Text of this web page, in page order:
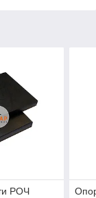
РОЧ